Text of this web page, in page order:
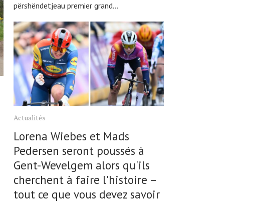
përshëndetjeau premier grand...
Actualités
Lorena Wiebes et Mads
Pedersen seront poussés à
Gent-Wevelgem alors qu'ils
cherchent à faire l'histoire –
tout ce que vous devez savoir